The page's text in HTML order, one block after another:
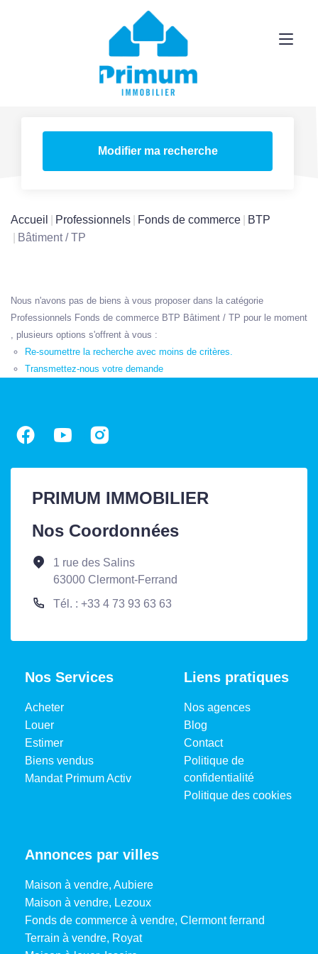
Modifier ma recherche
Accueil Professionnels Fonds de commerce
BTP
Bâtiment / TP
Nous n'avons pas de biens à vous proposer dans la catégorie
Professionnels Fonds de commerce BTP Bâtiment / TP pour le moment
, plusieurs options s'offrent à vous :
Re-soumettre la recherche avec moins de critères.
Transmettez-nous votre demande
PRIMUM IMMOBILIER
Nos Coordonnées
1 rue des Salins
63000 Clermont-Ferrand
Tél. : +33 4 73 93 63 63
Nos Services
Acheter
Louer
Estimer
Biens vendus
Mandat Primum Activ
Liens pratiques
Nos agences
Blog
Contact
Politique de
confidentialité
Politique des cookies
Annonces par villes
Maison à vendre, Aubiere
Maison à vendre, Lezoux
Fonds de commerce à vendre, Clermont ferrand
Terrain à vendre, Royat